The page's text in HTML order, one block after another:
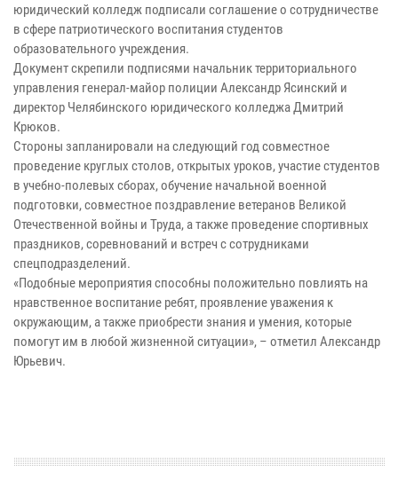
юридический колледж подписали соглашение о сотрудничестве
в сфере патриотического воспитания студентов
образовательного учреждения.
Документ скрепили подписями начальник территориального
управления генерал-майор полиции Александр Ясинский и
директор Челябинского юридического колледжа Дмитрий
Крюков.
Стороны запланировали на следующий год совместное
проведение круглых столов, открытых уроков, участие студентов
в учебно-полевых сборах, обучение начальной военной
подготовки, совместное поздравление ветеранов Великой
Отечественной войны и Труда, а также проведение спортивных
праздников, соревнований и встреч с сотрудниками
спецподразделений.
«Подобные мероприятия способны положительно повлиять на
нравственное воспитание ребят, проявление уважения к
окружающим, а также приобрести знания и умения, которые
помогут им в любой жизненной ситуации», – отметил Александр
Юрьевич.